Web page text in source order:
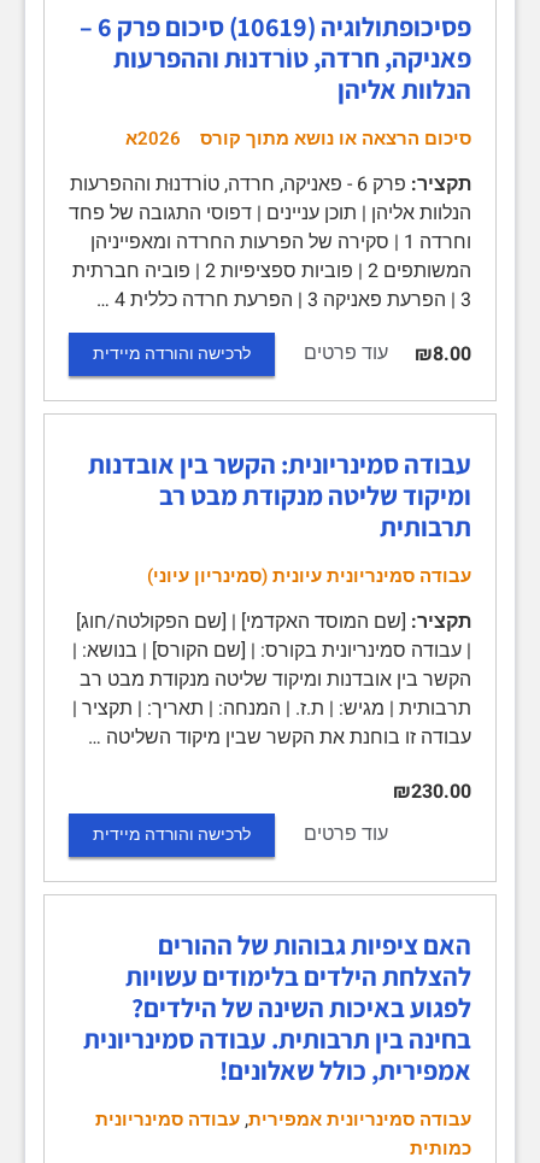
פסיכופתולוגיה (10619) סיכום פרק 6 –
פאניקה, חרדה, טוֹרדנוּת וההפרעות
הנלוות אליהן
סיכום הרצאה או נושא מתוך קורס 2026א
תקציר:
פרק 6 - פאניקה, חרדה, טוֹרדנוּת וההפרעות
הנלוות אליהן | תוכן עניינים | דפוסי התגובה של פחד
וחרדה 1 | סקירה של הפרעות החרדה ומאפייניהן
המשותפים 2 | פוביות ספציפיות 2 | פוביה חברתית
3 | הפרעת פאניקה 3 | הפרעת חרדה כללית 4 …
₪8.00
עוד פרטים לרכישה והורדה מיידית
עבודה סמינריונית: הקשר בין אובדנות
ומיקוד שליטה מנקודת מבט רב
תרבותית
עבודה סמינריונית עיונית (סמינריון עיוני)
תקציר: [שם המוסד האקדמי] | [שם הפקולטה/חוג]
| עבודה סמינריונית בקורס: | [שם הקורס] | בנושא: |
הקשר בין אובדנות ומיקוד שליטה מנקודת מבט רב
תרבותית | מגיש: | ת.ז. | המנחה: | תאריך: | תקציר |
עבודה זו בוחנת את הקשר שבין מיקוד השליטה …
₪230.00
עוד פרטים
לרכישה והורדה מיידית
האם ציפיות גבוהות של ההורים
להצלחת הילדים בלימודים עשויות
לפגוע באיכות השינה של הילדים?
בחינה בין תרבותית. עבודה סמינריונית
אמפירית, כולל שאלונים!
עבודה סמינריונית אמפירית,עבודה סמינריונית
כמותית